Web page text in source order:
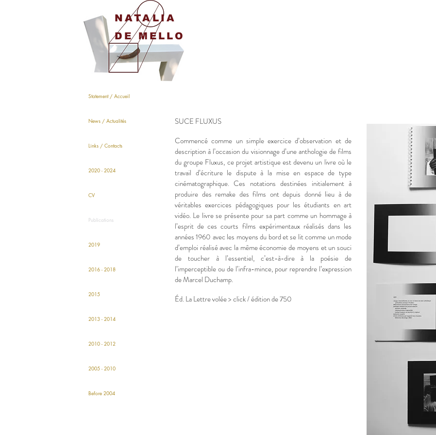
SUCE FLUXUS
Commencé comme un simple exercice d’observation et de
description à l’occasion du visionnage d’une anthologie de films
du groupe Fluxus, ce projet artistique est devenu un livre où le
travail d’écriture le dispute à la mise en espace de type
cinématographique. Ces notations destinées initialement à
produire des remake des films ont depuis donné lieu à de
véritables exercices pédagogiques pour les étudiants en art
vidéo. Le livre se présente pour sa part comme un hommage à
l’esprit de ces courts films expérimentaux réalisés dans les
années 1960 avec les moyens du bord et se lit comme un mode
d’emploi réalisé avec la même économie de moyens et un souci
de toucher à l’essentiel, c’est-à-dire à la poésie de
l’imperceptible ou de l’infra-mince, pour reprendre l’expression
de Marcel Duchamp.
Éd. La Lettre volée >click / édition de 750
Statement / Accueil
News / Actualités
Links / Contacts
2020 - 2024
CV
Publications
2019
2016 - 2018
2015
2013 - 2014
2010 - 2012
2005 - 2010
Before 2004
NATALIA
DE MELLO